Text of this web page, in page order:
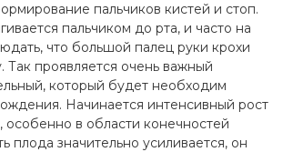
пальчиков кистей и стоп.
пальчиком до рта, и часто на
что большой палец руки крохи
Так проявляется очень важный
который будет необходим
Начинается интенсивный рост
в области конечностей
плода значительно усиливается, он